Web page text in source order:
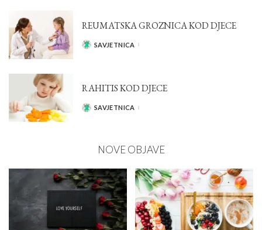
REUMATSKA GROZNICA KOD DJECE
POSTED
SAVJETNICA
RAHITIS KOD DJECE
POSTED
SAVJETNICA
NOVE OBJAVE